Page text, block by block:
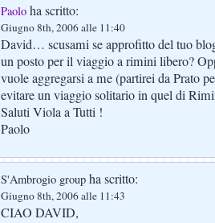
Paolo ha scritto:
Giugno 8th, 2006 alle 11:40
David… scusami se approfitto del tuo
un posto per il viaggio a rimini libero?
vuole aggregarsi a me (partirei da Prato
evitare un viaggio solitario in quel di
Saluti Viola a Tutti !
Paolo
S'Ambrogio group ha scritto:
Giugno 8th, 2006 alle 11:43
CIAO DAVID,